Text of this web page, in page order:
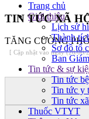
Trang chủ
Giới thiệu
Lịch sử
Thành
Sơ đồ tổ
Ban
Tin tức & sự
Tin tức
Tin tức y
Tin tức
Thuốc VTYT
TIN TỨC XÃ
TĂNG CƯỜNG
[ Cập nhật vào ngày (28/08/